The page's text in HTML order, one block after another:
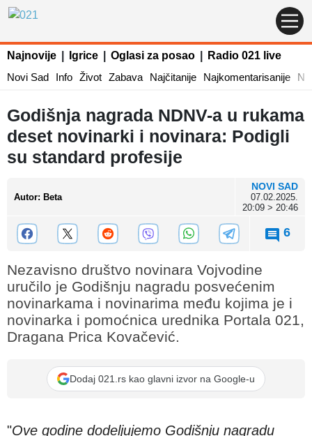
Najnovije Igrice Oglasi za posao
Radio 021 live
Novi Sad
Info Život Zabava Najčitanije Najkomentarisanije
Godišnja nagrada NDNV-a u rukama
deset novinarki i novinara: Podigli
su standard profesije
Autor: Beta
NOVI SAD
07.02.2025.
20:09 > 20:46
6
Nezavisno društvo novinara Vojvodine
uručilo je Godišnju nagradu posvećenim
novinarkama i novinarima među kojima je i
novinarka i pomoćnica urednika Portala 021,
Dragana Prica Kovačević.
Dodaj 021.rs kao glavni izvor na Google-u
"Ove godine dodeljujemo Godišnju nagradu